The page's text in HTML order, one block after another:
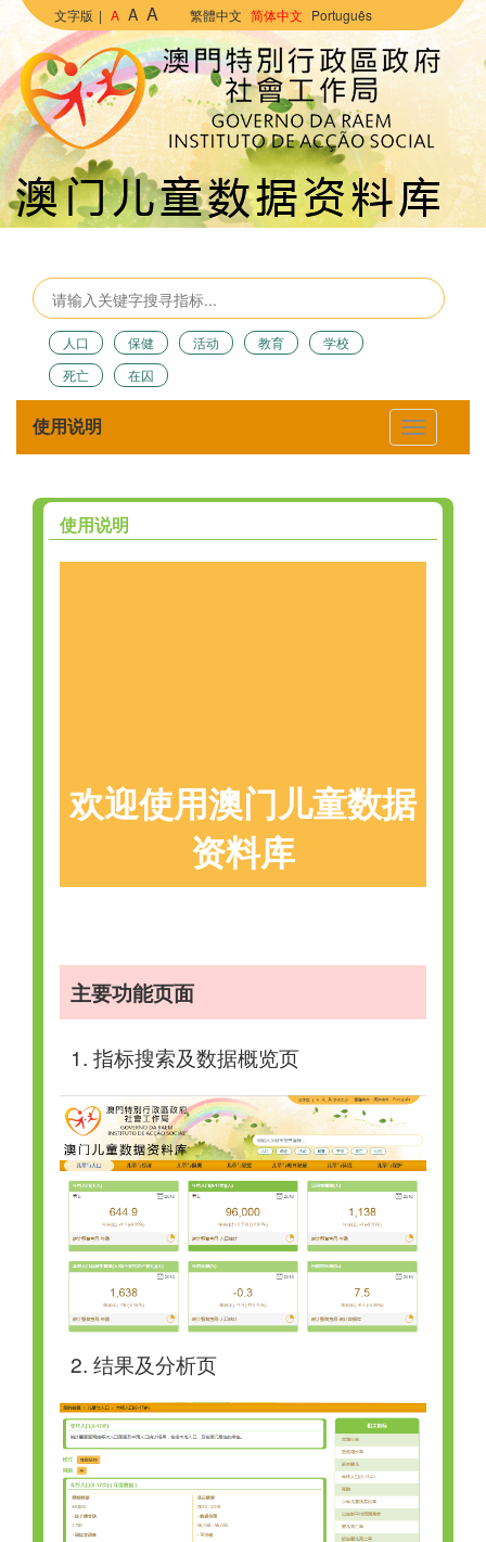
文字版 | A A A 繁體中文 简体中文 Português
人口 保健 活动 教育
学校
死亡
在囚
使用说明
使用说明
欢迎使用澳门儿童数据
资料库
主要功能页面
1. 指标搜索及数据概览页
2. 结果及分析页